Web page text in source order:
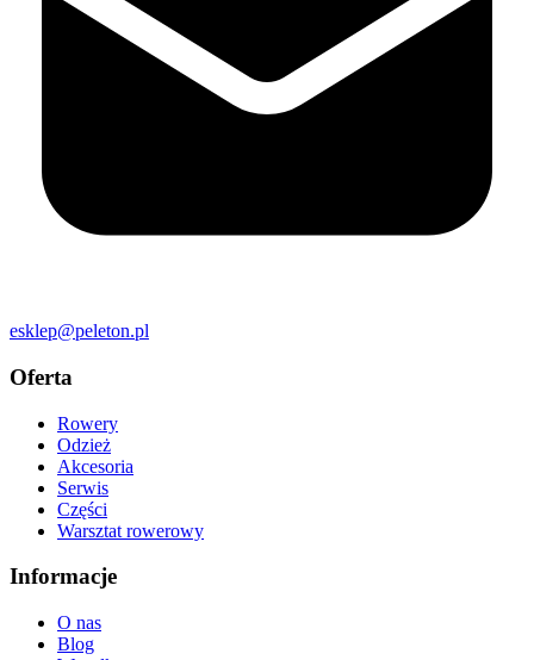
esklep@peleton.pl
Oferta
Rowery
Odzież
Akcesoria
Serwis
Części
Warsztat rowerowy
Informacje
O nas
Blog